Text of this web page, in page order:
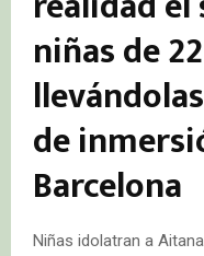
niñas de
de
Barce­lona
Niñas idolatran a